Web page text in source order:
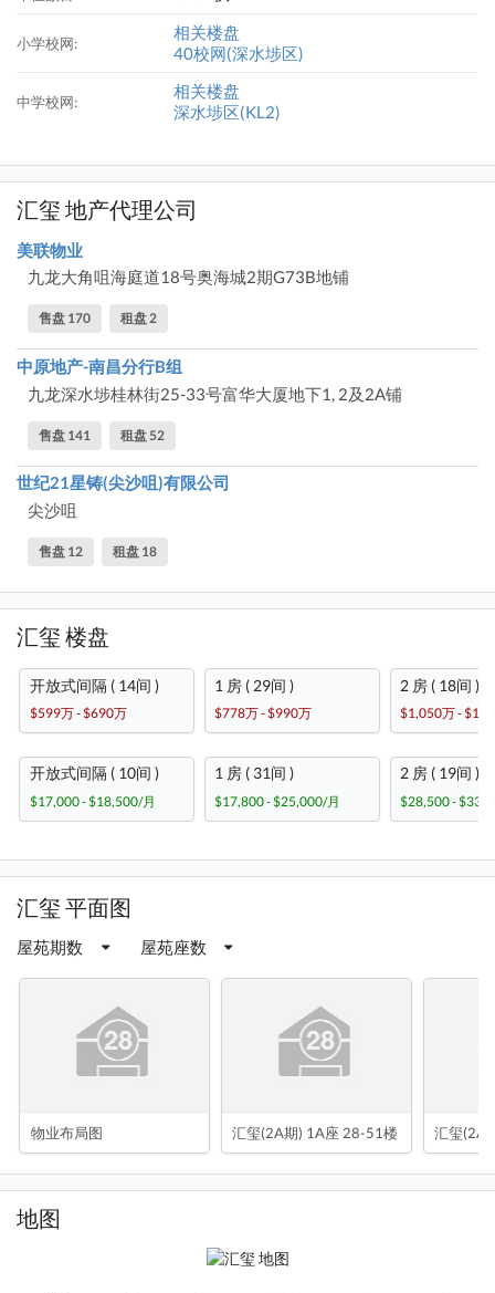
小学校网:
相关楼盘
40校网(深水埗区)
中学校网:
相关楼盘
深水埗区(KL2)
汇玺 地产代理公司
美联物业
九龙大角咀海庭道18号奥海城2期G73B地铺
售盘 170 租盘 2
中原地产-南昌分行B组
九龙深水埗桂林街25-33号富华大厦地下1, 2及2A铺
售盘 141 租盘 52
世纪21星铸(尖沙咀)有限公司
尖沙咀
售盘 12 租盘 18
汇玺 楼盘
开放式间隔 ( 14间 )
$599万 - $690万
1 房 ( 29间 )
$778万 - $990万
2 房 ( 18间 )
$1,050万 -
开放式间隔 ( 10间 )
$17,000 - $18,500/月
1 房 ( 31间 )
$17,800 - $25,000/月
2 房 ( 19间 )
$28,500 -
汇玺 平面图
屋苑期数 屋苑座数
物业布局图 汇玺(2A期) 1A座 28-51楼 汇玺(2A
地图